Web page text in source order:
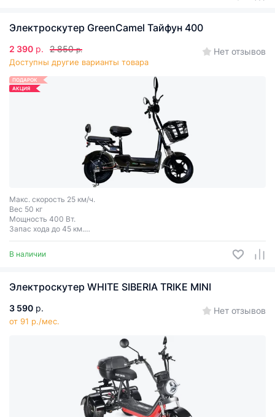
Электроскутер GreenCamel Тайфун 400
2 390 р. 2 850 р.
Доступны другие варианты товара
Нет отзывов
ПОДАРОК
АКЦИЯ
Макс. скорость 25 км/ч.
Вес 50 кг
Мощность 400 Вт.
Запас хода до 45 км.
Грузоподъёмность 120 кг.
В наличии
Электроскутер WHITE SIBERIA TRIKE MINI
3 590 р.
от 91 р./мес.
Нет отзывов